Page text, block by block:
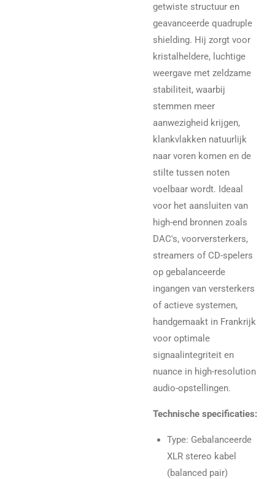
getwiste structuur en
geavanceerde quadruple
shielding. Hij zorgt voor
kristalheldere, luchtige
weergave met zeldzame
stabiliteit, waarbij
stemmen meer
aanwezigheid krijgen,
klankvlakken natuurlijk
naar voren komen en de
stilte tussen noten
voelbaar wordt. Ideaal
voor het aansluiten van
high-end bronnen zoals
DAC's, voorversterkers,
streamers of CD-spelers
op gebalanceerde
ingangen van versterkers
of actieve systemen,
handgemaakt in Frankrijk
voor optimale
signaalintegriteit en
nuance in high-resolution
audio-opstellingen.
Technische specificaties:
Type: Gebalanceerde
XLR stereo kabel
(balanced pair)